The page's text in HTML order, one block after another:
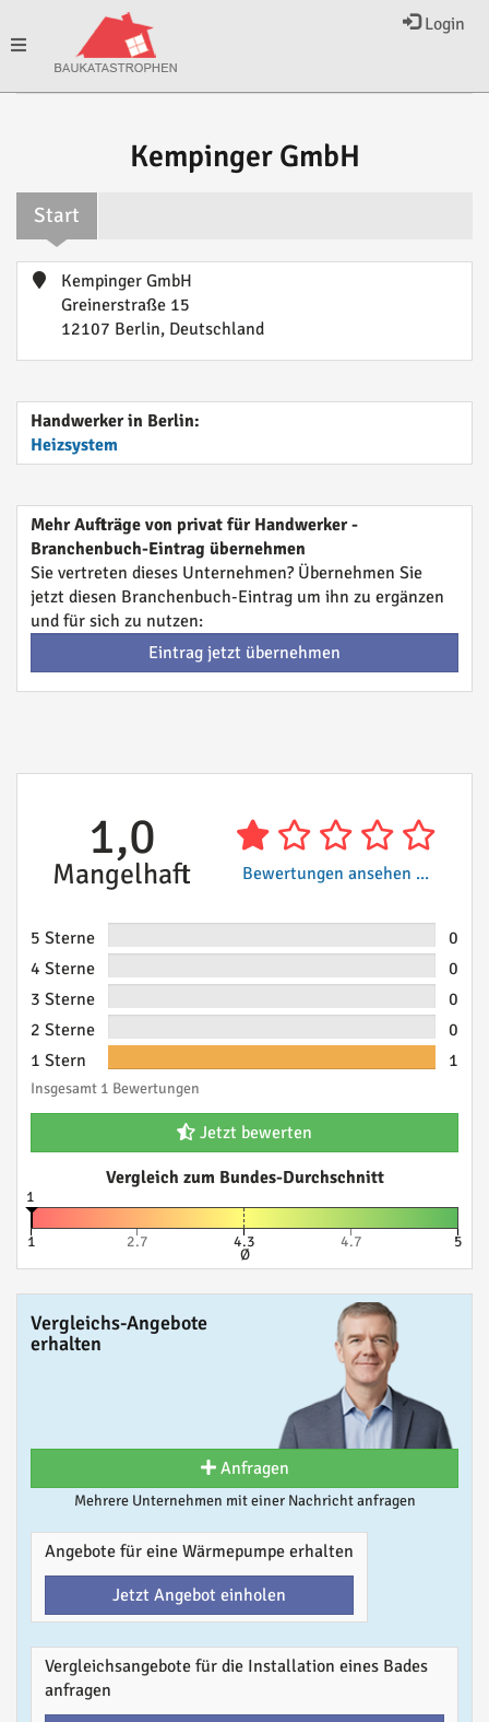
Login
Toggle
Kempinger GmbH
Start
Kempinger GmbH
Greinerstraße 15
12107 Berlin, Deutschland
Handwerker in Berlin:
Heizsystem
Mehr Aufträge von privat für Handwerker -
Branchenbuch-Eintrag übernehmen
Sie vertreten dieses Unternehmen? Übernehmen Sie
jetzt diesen Branchenbuch-Eintrag um ihn zu ergänzen
und für sich zu nutzen:
Eintrag jetzt übernehmen
1,0
Mangelhaft Bewertungen ansehen ...
5 Sterne
0
4 Sterne
0
3 Sterne
0
2 Sterne
0
1 Stern
1
Insgesamt 1 Bewertungen
Jetzt bewerten
Vergleich zum Bundes-Durchschnitt
1
1 2.7 4.3
Ø
4.7 5
Vergleichs-Angebote
erhalten
Anfragen
Mehrere Unternehmen mit einer Nachricht anfragen
Angebote für eine Wärmepumpe erhalten
Jetzt Angebot einholen
Vergleichsangebote für die Installation eines Bades
anfragen